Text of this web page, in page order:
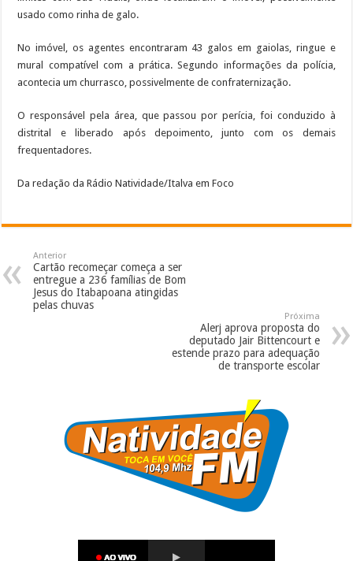
usado como rinha de galo.
No imóvel, os agentes encontraram 43 galos em gaiolas, ringue e
mural compatível com a prática. Segundo informações da polícia,
acontecia um churrasco, possivelmente de confraternização.
O responsável pela área, que passou por perícia, foi conduzido à
distrital e liberado após depoimento, junto com os demais
frequentadores.
Da redação da Rádio Natividade/Italva em Foco
Anterior
Cartão recomeçar começa a ser
entregue a 236 famílias de Bom
Jesus do Itabapoana atingidas
pelas chuvas
Próxima
Alerj aprova proposta do
deputado Jair Bittencourt e
estende prazo para adequação
de transporte escolar